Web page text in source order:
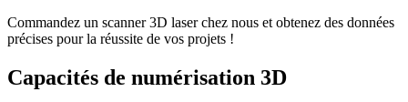
Commandez un scanner 3D laser chez nous et obtenez des données
précises pour la réussite de vos projets !
Capacités de numérisation 3D